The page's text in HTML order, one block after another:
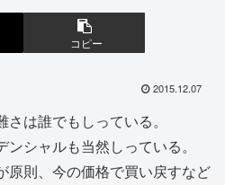
コピー
2015.12.07
は誰でもしっている。
シャルも当然しっている。
原則、今の価格で買い戻すなど